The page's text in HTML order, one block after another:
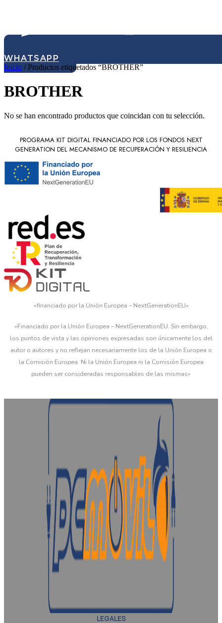
WHATSAPP
Inicio / Productos etiquetados “BROTHER”
BROTHER
No se han encontrado productos que coincidan con tu selección.
PROGRAMA KIT DIGITAL FINANCIADO POR LOS FONDOS NEXT
GENERATION DEL MECANISMO DE RECUPERACIÓN Y RESILIENCIA
«financiado por la Unión Europea – NextGenerationEU»
«Financiado por la Unión Europea – NextGenerationEU. Sin embargo,
los puntos de vista y las opiniones expresadas son únicamente los del
autor o autores y no reflejan necesariamente los de la Unión Europea o
la Comisión Europea. Ni la Unión Europea ni la Comisión Europea
pueden ser consideradas responsables de las mismas»
LEGALES